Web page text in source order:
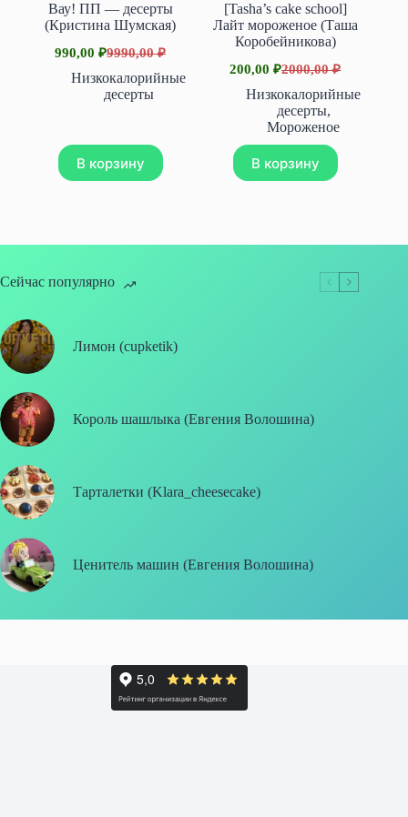
Вау! ПП — десерты
(Кристина Шумская)
9990,00₽
Первоначальная
цена
составляла
990,00₽Текущая
цена:
990,00 ₽.
Низкокалорийные
десерты
В корзину
[Tasha’s cake school]
Лайт мороженое (Таша
Коробейникова)
2000,00₽
Первоначальная
цена
составляла
2000,00 ₽.
200,00₽Текущая
цена:
200,00 ₽.
Низкокалорийные
десерты,
Мороженое
В корзину
Сейчас популярно
Лимон (cupketik)
Король шашлыка (Евгения Волошина)
Тарталетки (Klara_cheesecake)
Ценитель машин (Евгения Волошина)